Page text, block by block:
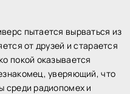
пытается вырваться из
от друзей и старается
покой оказывается
уверяющий, что
среди радиопомех и